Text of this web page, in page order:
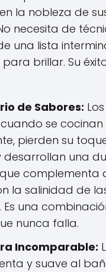
la nobleza de
necesita de
una lista
brillar. Su
de Sabores: Los
se cocinan
pierden su
desarrollan una
complementa
la salinidad de
. Es una
nunca falla.
Incomparable:
y suave al